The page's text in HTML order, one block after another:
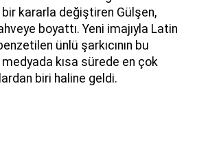
bir kararla değiştiren Gülşen,
boyattı. Yeni imajıyla Latin
ünlü şarkıcının bu
kısa sürede en çok
biri haline geldi.